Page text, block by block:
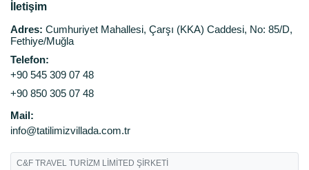
İletişim
Adres: Cumhuriyet Mahallesi, Çarşı (KKA) Caddesi, No: 85/D,
Fethiye/Muğla
Telefon:
+90 545 309 07 48
+90 850 305 07 48
Mail:
info@tatilimizvillada.com.tr
C&F TRAVEL TURİZM LİMİTED ŞİRKETİ